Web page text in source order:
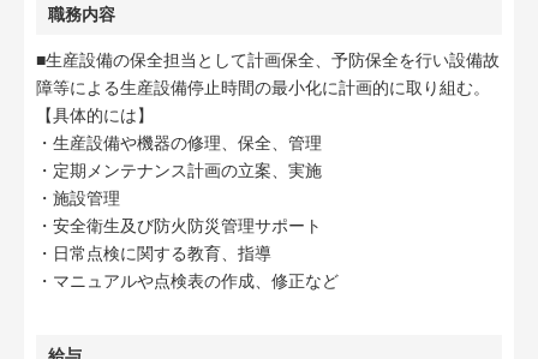
職務内容
■生産設備の保全担当として計画保全、予防保全を行い設備故
障等による生産設備停止時間の最小化に計画的に取り組む。
【具体的には】
・生産設備や機器の修理、保全、管理
・定期メンテナンス計画の立案、実施
・施設管理
・安全衛生及び防火防災管理サポート
・日常点検に関する教育、指導
・マニュアルや点検表の作成、修正など